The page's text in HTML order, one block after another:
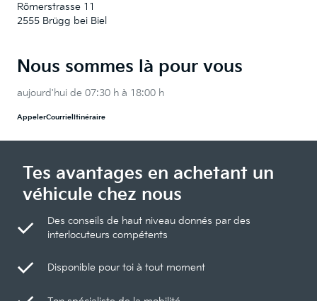
Römerstrasse 11
2555 Brügg bei Biel
Nous sommes là pour vous
aujourd'hui de 07:30 h à 18:00 h
AppelerCourriel Itinéraire
Tes avantages en achetant un
véhicule chez nous
Des conseils de haut niveau donnés par des
interlocuteurs compétents
Disponible pour toi à tout moment